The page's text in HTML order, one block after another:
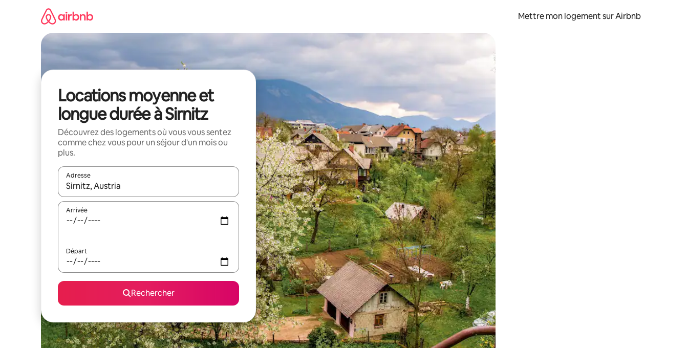
Mettre mon logement sur Airbnb
Locations moyenne et
longue durée à Sirnitz
Découvrez des logements où vous vous sentez
comme chez vous pour un séjour d'un mois ou
plus.
Adresse
Lorsque les résultats s'affichent, utilisez les flèches vers le haut et vers le bas pour les parcourir ou en appuyant et en faisant glisser.
Arrivée
Départ
Rechercher